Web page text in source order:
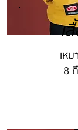
เ
เห
8